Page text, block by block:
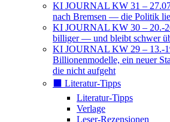
KI JOURNAL KW 31 –
nach Bremsen — die Politik
KI JOURNAL KW 30 – 20.-
billiger — und bleibt schwer
KI JOURNAL KW 29 – 13.-
Billionenmodelle, ein neuer
die nicht aufgeht
⬛️ Literatur-Tipps
Literatur-Tipps
Verlage
Leser-Rezensionen